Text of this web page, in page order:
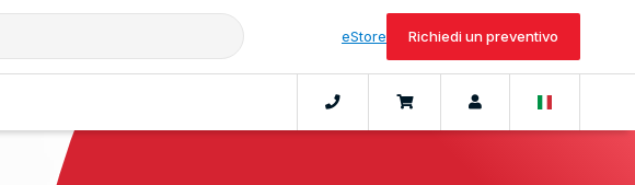
eStore Richiedi un preventivo